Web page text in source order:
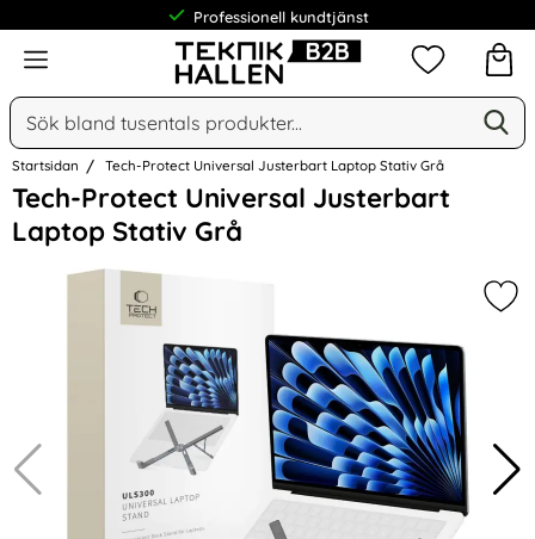
Professionell kundtjänst
Meny
Sök
Sök på Narse Group AB
Mina
Startsidan Tech-Protect Universal Justerbart Laptop Stativ Grå
Tech-Protect Universal Justerbart
Laptop Stativ Grå
Hoppa
över
Bilder